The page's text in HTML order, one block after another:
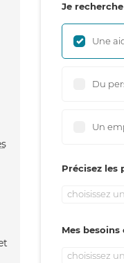
Je recherche
Une
Du
Un
Précisez les
choisissez
Mes
choisissez